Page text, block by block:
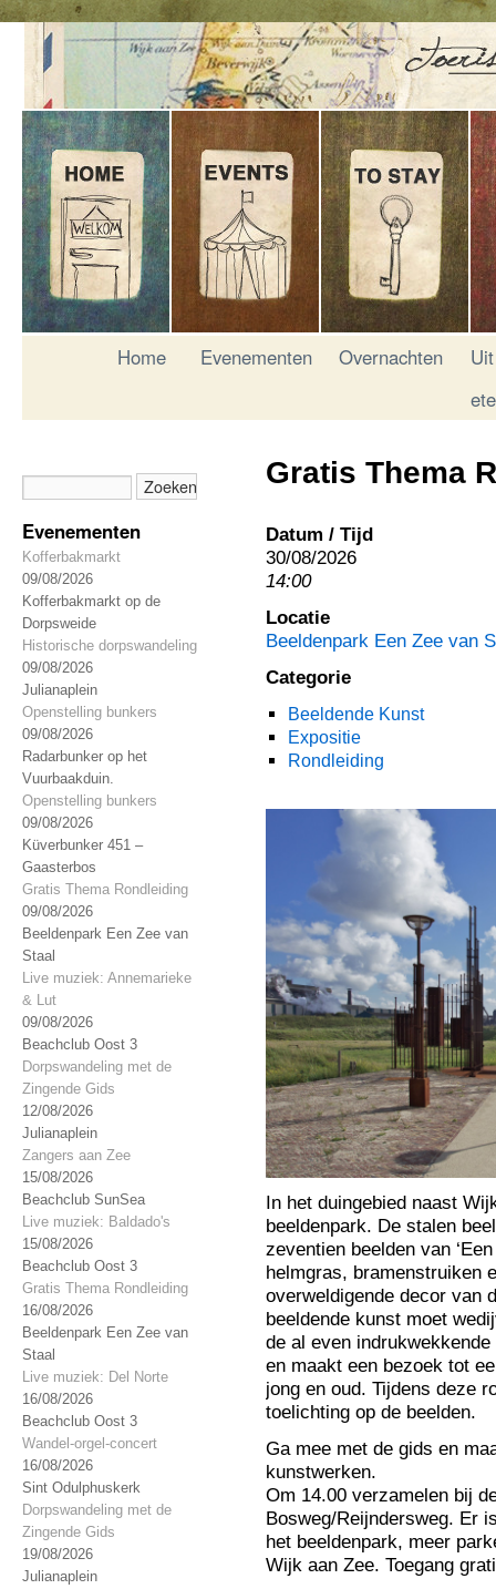
Home Evenementen Overnachten
Uit
Evenementen
Kofferbakmarkt
09/08/2026
Kofferbakmarkt op de
Dorpsweide
Historische dorpswandeling
09/08/2026
Julianaplein
Openstelling bunkers
09/08/2026
Radarbunker op het
Vuurbaakduin.
Openstelling bunkers
09/08/2026
Küverbunker 451 –
Gaasterbos
Gratis Thema Rondleiding
09/08/2026
Beeldenpark Een Zee van
Staal
Live muziek: Annemarieke
& Lut
09/08/2026
Beachclub Oost 3
Dorpswandeling met de
Zingende Gids
12/08/2026
Julianaplein
Zangers aan Zee
15/08/2026
Beachclub SunSea
Live muziek: Baldado's
15/08/2026
Beachclub Oost 3
Gratis Thema Rondleiding
16/08/2026
Beeldenpark Een Zee van
Staal
Live muziek: Del Norte
16/08/2026
Beachclub Oost 3
Wandel-orgel-concert
16/08/2026
Sint Odulphuskerk
Dorpswandeling met de
Zingende Gids
19/08/2026
Julianaplein
Gratis Thema
Datum / Tijd
30/08/2026
14:00
Locatie
Beeldenpark Een Zee van
Categorie
Beeldende Kunst
Expositie
Rondleiding
In het duingebied naast
beeldenpark. De stalen
zeventien beelden van
helmgras, bramenstruiken
overweldigende decor van
beeldende kunst moet
de al even
en maakt een bezoek tot
jong en oud. Tijdens deze
toelichting op de beelden.
Ga mee met de gids en
kunstwerken.
Om 14.00 verzamelen bij
Bosweg/Reijndersweg. Er
het beeldenpark, meer
Wijk aan Zee. Toegang